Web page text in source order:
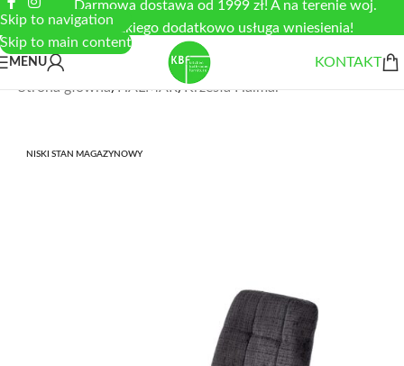
Skip to navigation
Skip to main content
Darmowa dostawa od 1999 zł! A na terenie woj.
łódzkiego dodatkowo usługa wniesienia!
MENU
KONTAKT
Strona główna/ HALMAR/Krzesła Halmar
NISKI STAN MAGAZYNOWY